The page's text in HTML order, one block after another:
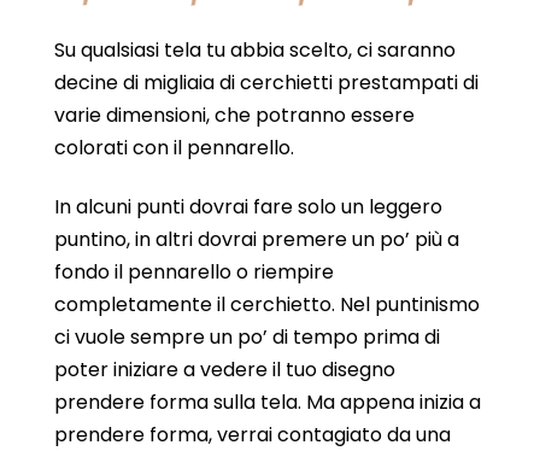
Su qualsiasi tela tu abbia scelto, ci saranno
decine di migliaia di cerchietti prestampati di
varie dimensioni, che potranno essere
colorati con il pennarello.
In alcuni punti dovrai fare solo un leggero
puntino, in altri dovrai premere un po’ più a
fondo il pennarello o riempire
completamente il cerchietto. Nel puntinismo
ci vuole sempre un po’ di tempo prima di
poter iniziare a vedere il tuo disegno
prendere forma sulla tela. Ma appena inizia a
prendere forma, verrai contagiato da una